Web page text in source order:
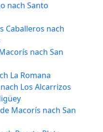
nach Santo
Caballeros nach
nach San
La Romana
Los Alcarrizos
Macorís nach San